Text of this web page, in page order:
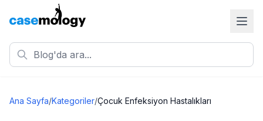
Ana Sayfa/Kategoriler/Çocuk Enfeksiyon Hastalıkları